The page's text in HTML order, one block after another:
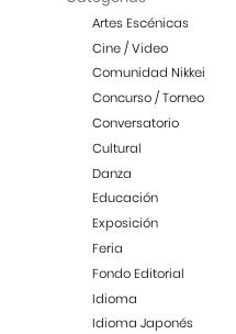
Artes Escénicas
Cine / Video
Comunidad Nikkei
Concurso / Torneo
Conversatorio
Cultural
Danza
Educación
Exposición
Feria
Fondo Editorial
Idioma
Idioma Japonés